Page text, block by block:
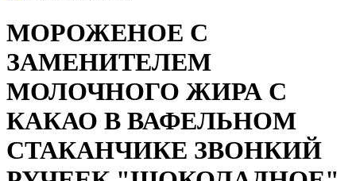
МОРОЖЕНОЕ С
ЗАМЕНИТЕЛЕМ
МОЛОЧНОГО ЖИРА С
КАКАО В ВАФЕЛЬНОМ
СТАКАНЧИКЕ ЗВОНКИЙ